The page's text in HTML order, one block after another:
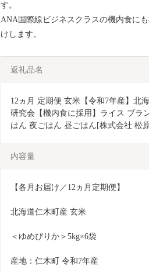
す。
ANA国際線ビジネスクラスの機内食に
けします。
返礼品名
12ヵ月 定期便 玄米【令和7年産】北
研究会【機内食に採用】ライス ブラ
はん 夜ごはん 昼ごはん[株式会社 松
内容量
【各月お届け／12ヵ月定期便】
北海道仁木町産 玄米
＜ゆめぴりか＞5kg×6袋
産地：仁木町 令和7年産